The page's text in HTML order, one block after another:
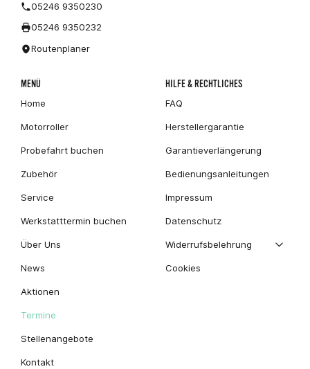
05246 9350230
05246 9350232
Routenplaner
MENÜ
Home
Motorroller
Probefahrt buchen
Zubehör
Service
Werkstatttermin buchen
Über Uns
News
Aktionen
Termine
Stellenangebote
Kontakt
HILFE & RECHTLICHES
FAQ
Herstellergarantie
Garantieverlängerung
Bedienungsanleitungen
Impressum
Datenschutz
Widerrufsbelehrung
Cookies